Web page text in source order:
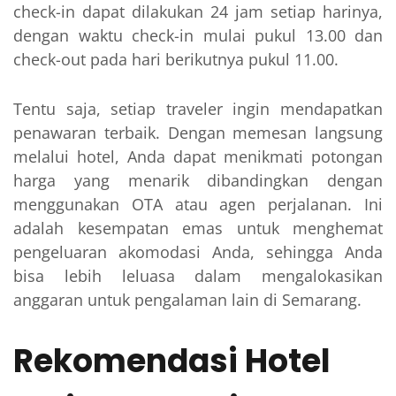
check-in dapat dilakukan 24 jam setiap harinya,
dengan waktu check-in mulai pukul 13.00 dan
check-out pada hari berikutnya pukul 11.00.
Tentu saja, setiap traveler ingin mendapatkan
penawaran terbaik. Dengan memesan langsung
melalui hotel, Anda dapat menikmati potongan
harga yang menarik dibandingkan dengan
menggunakan OTA atau agen perjalanan. Ini
adalah kesempatan emas untuk menghemat
pengeluaran akomodasi Anda, sehingga Anda
bisa lebih leluasa dalam mengalokasikan
anggaran untuk pengalaman lain di Semarang.
Rekomendasi Hotel